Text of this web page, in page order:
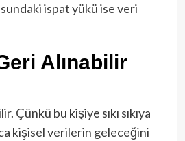
ispat yükü ise veri
Alınabilir
Çünkü bu kişiye sıkı sıkıya
kişisel verilerin geleceğini